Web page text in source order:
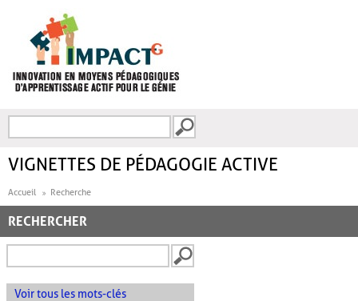
FORMULAIRE DE
VIGNETTES DE PÉDAGOGIE ACTIVE
Accueil Recherche
RECHERCHER
Voir tous les mots-clés